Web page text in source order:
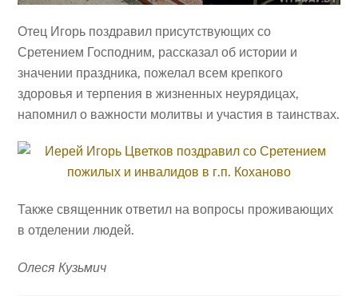
Отец Игорь поздравил присутствующих со
Сретением Господним, рассказал об истории и
значении праздника, пожелал всем крепкого
здоровья и терпения в жизненных неурядицах,
напомнил о важности молитвы и участия в таинствах.
Также священник ответил на вопросы проживающих
в отделении людей.
Олеся Кузьмич